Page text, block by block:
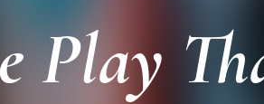
Play